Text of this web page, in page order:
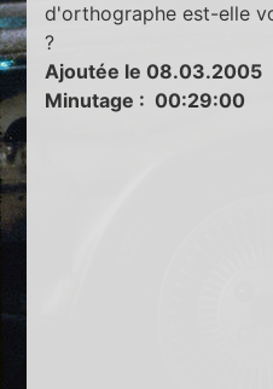
d'orthographe est-elle
?
Ajoutée le 08.03.2005
Minutage : 00:29:00